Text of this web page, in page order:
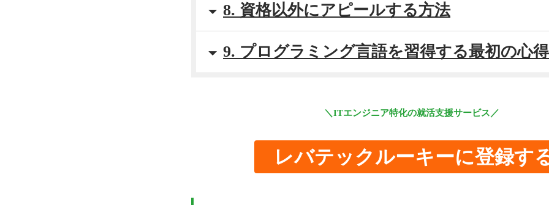
8. 資格以外にアピールする方法
9. プログラミング言語を習得する最初の心得
＼ITエンジニア特化の就活支援サービス／
レバテックルーキーに登録す